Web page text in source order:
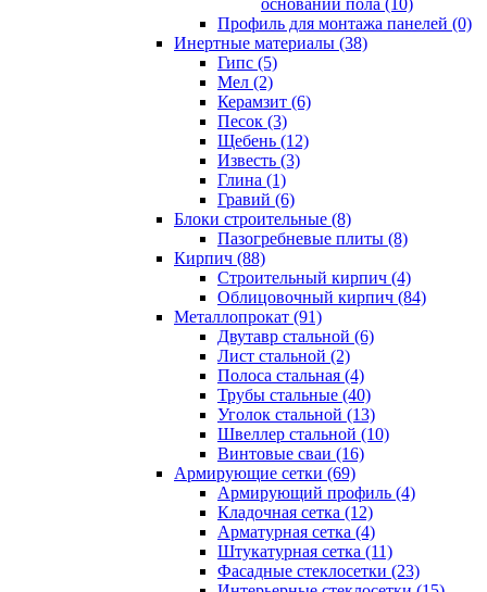
оснований пола (10)
Профиль для монтажа панелей (0)
Инертные материалы (38)
Гипс (5)
Мел (2)
Керамзит (6)
Песок (3)
Щебень (12)
Известь (3)
Глина (1)
Гравий (6)
Блоки строительные (8)
Пазогребневые плиты (8)
Кирпич (88)
Строительный кирпич (4)
Облицовочный кирпич (84)
Металлопрокат (91)
Двутавр стальной (6)
Лист стальной (2)
Полоса стальная (4)
Трубы стальные (40)
Уголок стальной (13)
Швеллер стальной (10)
Винтовые сваи (16)
Армирующие сетки (69)
Армирующий профиль (4)
Кладочная сетка (12)
Арматурная сетка (4)
Штукатурная сетка (11)
Фасадные стеклосетки (23)